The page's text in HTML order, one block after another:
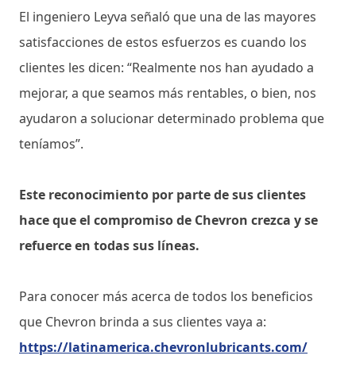
El ingeniero Leyva señaló que una de las mayores
satisfacciones de estos esfuerzos es cuando los
clientes les dicen: “Realmente nos han ayudado a
mejorar, a que seamos más rentables, o bien, nos
ayudaron a solucionar determinado problema que
teníamos”.
Este reconocimiento por parte de sus clientes
hace que el compromiso de Chevron crezca y se
refuerce en todas sus líneas.
Para conocer más acerca de todos los beneficios
que Chevron brinda a sus clientes vaya a:
https://latinamerica.chevronlubricants.com/